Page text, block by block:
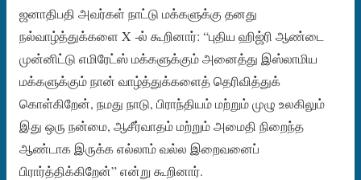
ஜனாதிபதி அவர்கள் நாட்டு மக்களுக்கு தனது
நல்வாழ்த்துக்களை X -ல் கூறினார்: “புதிய ஹிஜ்ரி ஆண்டை
முன்னிட்டு எமிரேட்ஸ் மக்களுக்கும் அனைத்து இஸ்லாமிய
மக்களுக்கும் நான் வாழ்த்துக்களைத் தெரிவித்துக்
கொள்கிறேன், நமது நாடு, பிராந்தியம் மற்றும் முழு உலகிலும்
இது ஒரு நன்மை, ஆசீர்வாதம் மற்றும் அமைதி நிறைந்த
ஆண்டாக இருக்க எல்லாம் வல்ல இறைவனைப்
பிரார்த்திக்கிறேன்” என்று கூறினார்.